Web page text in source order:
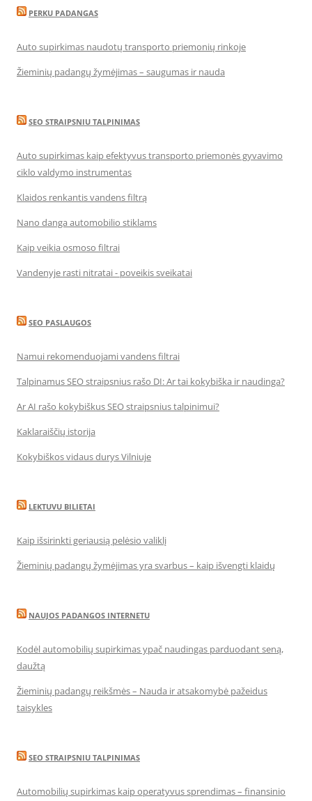
PERKU PADANGAS
Auto supirkimas naudotų transporto priemonių rinkoje
Žieminių padangų žymėjimas – saugumas ir nauda
SEO STRAIPSNIU TALPINIMAS
Auto supirkimas kaip efektyvus transporto priemonės gyvavimo
ciklo valdymo instrumentas
Klaidos renkantis vandens filtrą
Nano danga automobilio stiklams
Kaip veikia osmoso filtrai
Vandenyje rasti nitratai - poveikis sveikatai
SEO PASLAUGOS
Namui rekomenduojami vandens filtrai
Talpinamus SEO straipsnius rašo DI: Ar tai kokybiška ir naudinga?
Ar AI rašo kokybiškus SEO straipsnius talpinimui?
Kaklaraiščių istorija
Kokybiškos vidaus durys Vilniuje
LEKTUVU BILIETAI
Kaip išsirinkti geriausią pelėsio valiklį
Žieminių padangų žymėjimas yra svarbus – kaip išvengti klaidų
NAUJOS PADANGOS INTERNETU
Kodėl automobilių supirkimas ypač naudingas parduodant seną,
daužtą
Žieminių padangų reikšmės – Nauda ir atsakomybė pažeidus
taisykles
SEO STRAIPSNIU TALPINIMAS
Automobilių supirkimas kaip operatyvus sprendimas – finansinio